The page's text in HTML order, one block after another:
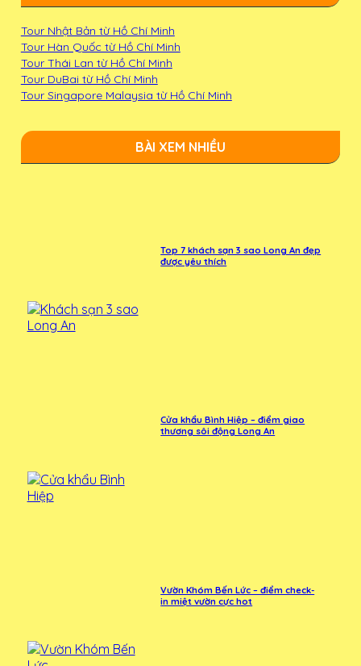
Tour Nhật Bản từ Hồ Chí Minh
Tour Hàn Quốc từ Hồ Chí Minh
Tour Thái Lan từ Hồ Chí Minh
Tour DuBai từ Hồ Chí Minh
Tour Singapore Malaysia từ Hồ Chí Minh
BÀI XEM NHIỀU
Top 7 khách sạn 3 sao Long An đẹp
được yêu thích
Cửa khẩu Bình Hiệp – điểm giao
thương sôi động Long An
Vườn Khóm Bến Lức – điểm check-
in miệt vườn cực hot